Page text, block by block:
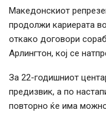
Македонскиот
продолжи кариерата
откако договори
Арлингтон, кој се
За 22-годишниот
предизвик, а по
повторно ќе има